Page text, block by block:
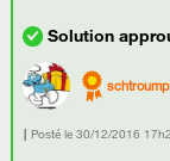
Posté le ‎30/12/2016